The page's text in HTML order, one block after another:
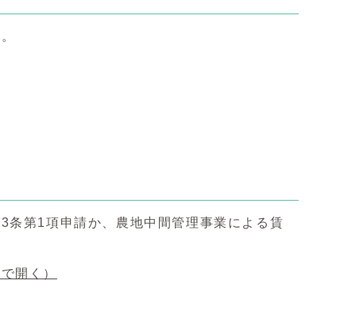
条第1項申請か、農地中間管理事業による賃
開く）